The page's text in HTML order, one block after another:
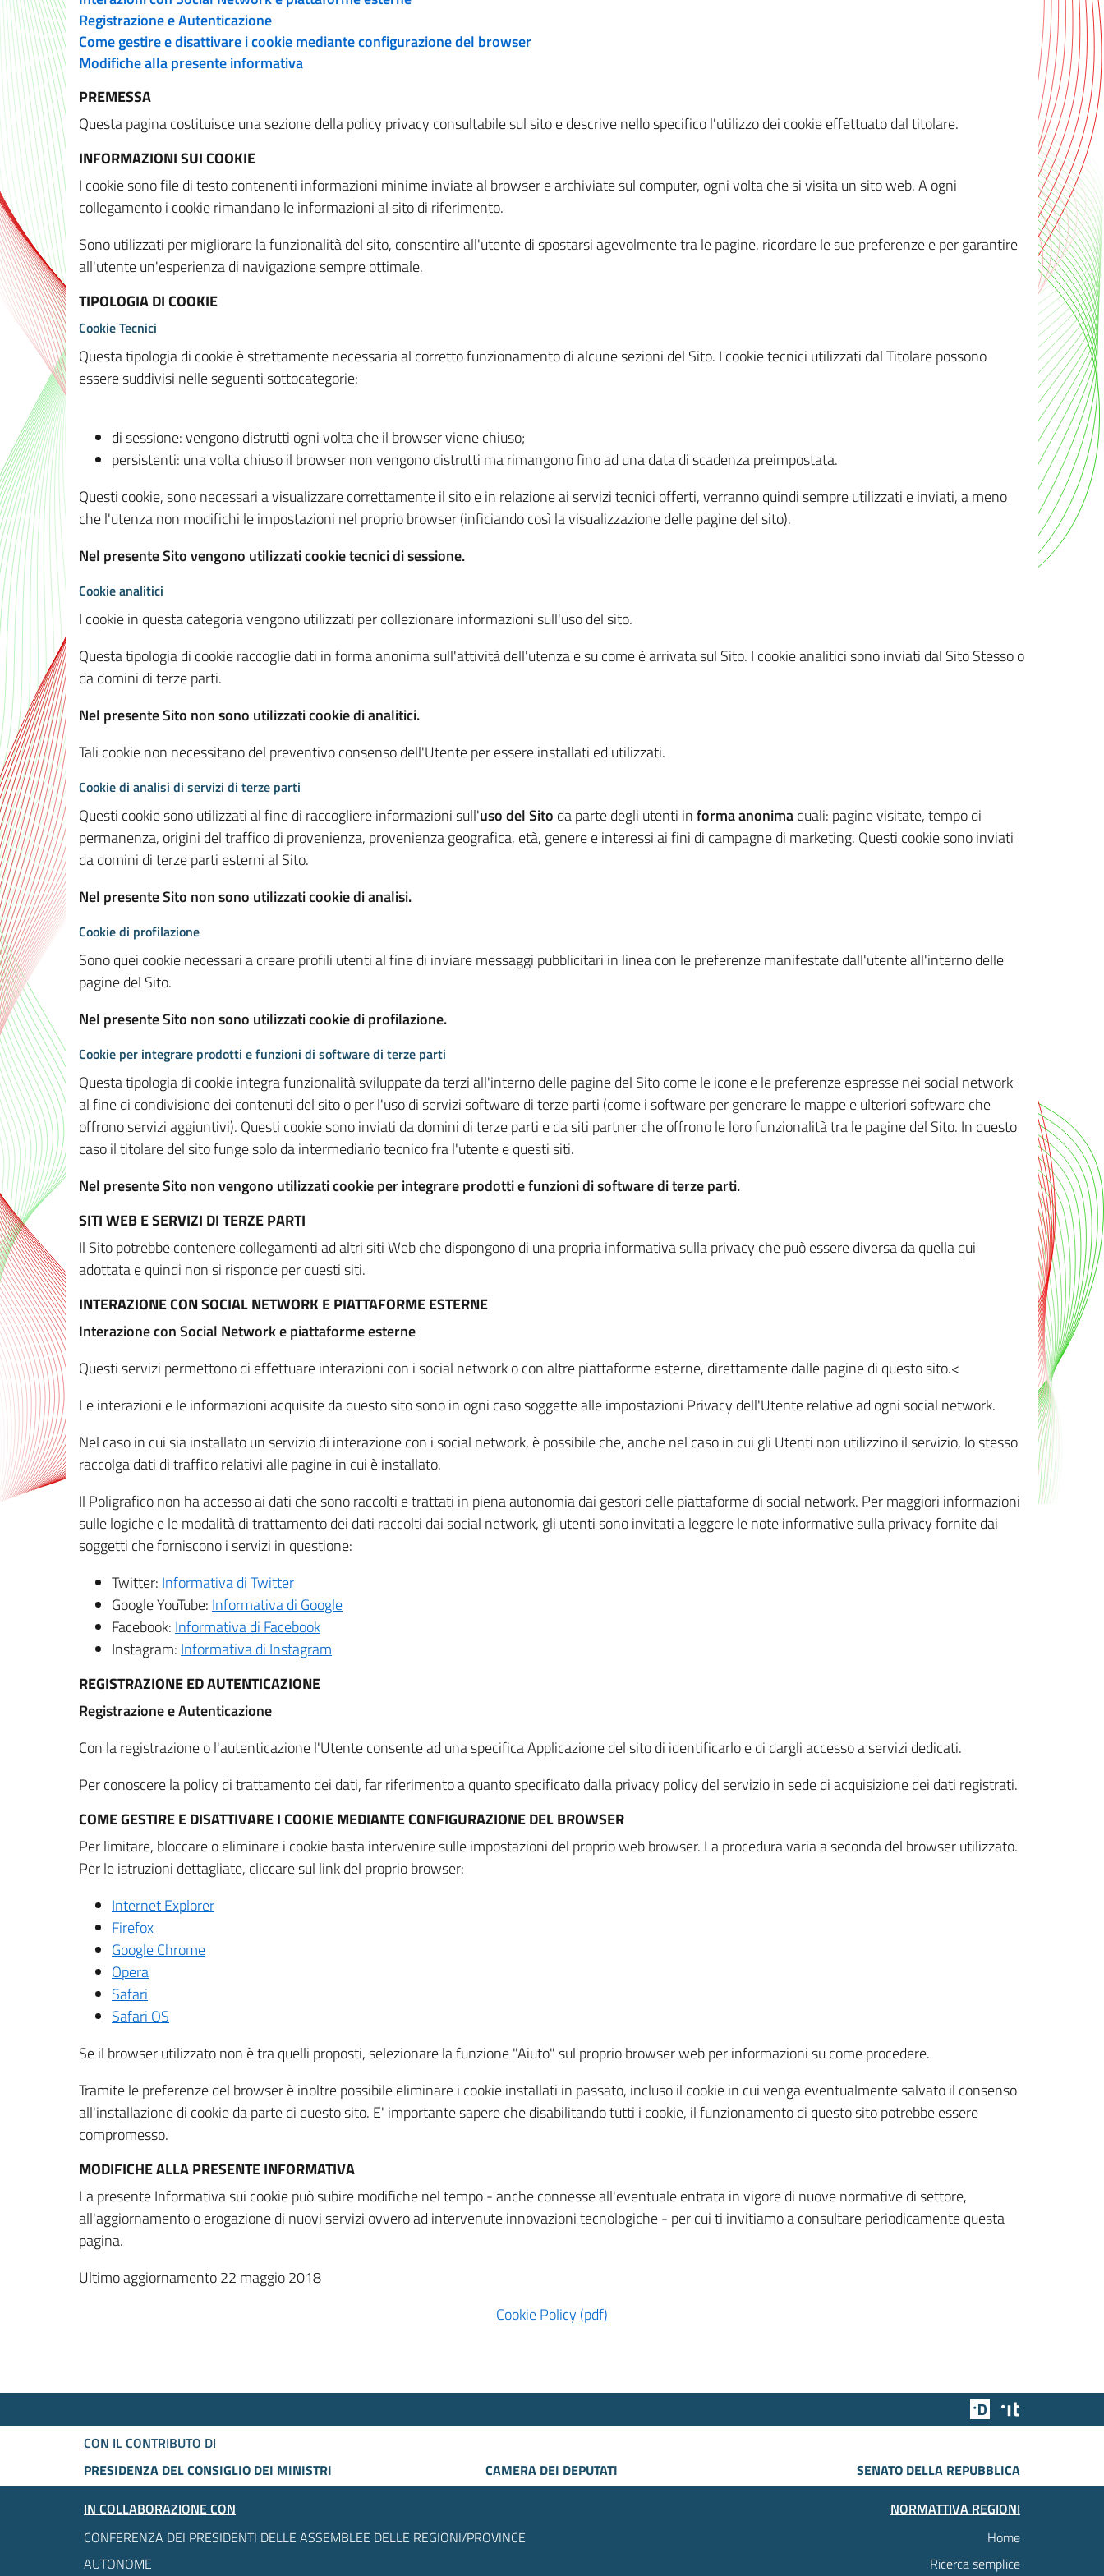
Registrazione e Autenticazione
Come gestire e disattivare i cookie mediante configurazione del browser
Modifiche alla presente informativa
PREMESSA
Questa pagina costituisce una sezione della policy privacy consultabile sul sito e descrive nello specifico l'utilizzo dei cookie effettuato dal titolare.
INFORMAZIONI SUI COOKIE
I cookie sono file di testo contenenti informazioni minime inviate al browser e archiviate sul computer, ogni volta che si visita un sito web. A ogni
collegamento i cookie rimandano le informazioni al sito di riferimento.
Sono utilizzati per migliorare la funzionalità del sito, consentire all'utente di spostarsi agevolmente tra le pagine, ricordare le sue preferenze e per garantire
all'utente un'esperienza di navigazione sempre ottimale.
TIPOLOGIA DI COOKIE
Cookie Tecnici
Questa tipologia di cookie è strettamente necessaria al corretto funzionamento di alcune sezioni del Sito. I cookie tecnici utilizzati dal Titolare possono
essere suddivisi nelle seguenti sottocategorie:
di sessione: vengono distrutti ogni volta che il browser viene chiuso;
persistenti: una volta chiuso il browser non vengono distrutti ma rimangono fino ad una data di scadenza preimpostata.
Questi cookie, sono necessari a visualizzare correttamente il sito e in relazione ai servizi tecnici offerti, verranno quindi sempre utilizzati e inviati, a meno
che l'utenza non modifichi le impostazioni nel proprio browser (inficiando così la visualizzazione delle pagine del sito).
Nel presente Sito vengono utilizzati cookie tecnici di sessione.
Cookie analitici
I cookie in questa categoria vengono utilizzati per collezionare informazioni sull'uso del sito.
Questa tipologia di cookie raccoglie dati in forma anonima sull'attività dell'utenza e su come è arrivata sul Sito. I cookie analitici sono inviati dal Sito Stesso o
da domini di terze parti.
Nel presente Sito non sono utilizzati cookie di analitici.
Tali cookie non necessitano del preventivo consenso dell'Utente per essere installati ed utilizzati.
Cookie di analisi di servizi di terze parti
Questi cookie sono utilizzati al fine di raccogliere informazioni sull'uso del Sito da parte degli utenti informa anonimaquali: pagine visitate, tempo di
permanenza, origini del traffico di provenienza, provenienza geografica, età, genere e interessi ai fini di campagne di marketing. Questi cookie sono inviati
da domini di terze parti esterni al Sito.
Nel presente Sito non sono utilizzati cookie di analisi.
Cookie di profilazione
Sono quei cookie necessari a creare profili utenti al fine di inviare messaggi pubblicitari in linea con le preferenze manifestate dall'utente all'interno delle
pagine del Sito.
Nel presente Sito non sono utilizzati cookie di profilazione.
Cookie per integrare prodotti e funzioni di software di terze parti
Questa tipologia di cookie integra funzionalità sviluppate da terzi all'interno delle pagine del Sito come le icone e le preferenze espresse nei social network
al fine di condivisione dei contenuti del sito o per l'uso di servizi software di terze parti (come i software per generare le mappe e ulteriori software che
offrono servizi aggiuntivi). Questi cookie sono inviati da domini di terze parti e da siti partner che offrono le loro funzionalità tra le pagine del Sito. In questo
caso il titolare del sito funge solo da intermediario tecnico fra l'utente e questi siti.
Nel presente Sito non vengono utilizzati cookie per integrare prodotti e funzioni di software di terze parti.
SITI WEB E SERVIZI DI TERZE PARTI
Il Sito potrebbe contenere collegamenti ad altri siti Web che dispongono di una propria informativa sulla privacy che può essere diversa da quella qui
adottata e quindi non si risponde per questi siti.
INTERAZIONE CON SOCIAL NETWORK E PIATTAFORME ESTERNE
Interazione con Social Network e piattaforme esterne
Questi servizi permettono di effettuare interazioni con i social network o con altre piattaforme esterne, direttamente dalle pagine di questo sito.<
Le interazioni e le informazioni acquisite da questo sito sono in ogni caso soggette alle impostazioni Privacy dell'Utente relative ad ogni social network.
Nel caso in cui sia installato un servizio di interazione con i social network, è possibile che, anche nel caso in cui gli Utenti non utilizzino il servizio, lo stesso
raccolga dati di traffico relativi alle pagine in cui è installato.
Il Poligrafico non ha accesso ai dati che sono raccolti e trattati in piena autonomia dai gestori delle piattaforme di social network. Per maggiori informazioni
sulle logiche e le modalità di trattamento dei dati raccolti dai social network, gli utenti sono invitati a leggere le note informative sulla privacy fornite dai
soggetti che forniscono i servizi in questione:
Twitter: Informativa di Twitter
Google YouTube: Informativa di Google
Facebook: Informativa di Facebook
Instagram: Informativa di Instagram
REGISTRAZIONE ED AUTENTICAZIONE
Registrazione e Autenticazione
Con la registrazione o l'autenticazione l'Utente consente ad una specifica Applicazione del sito di identificarlo e di dargli accesso a servizi dedicati.
Per conoscere la policy di trattamento dei dati, far riferimento a quanto specificato dalla privacy policy del servizio in sede di acquisizione dei dati registrati.
COME GESTIRE E DISATTIVARE I COOKIE MEDIANTE CONFIGURAZIONE DEL BROWSER
Per limitare, bloccare o eliminare i cookie basta intervenire sulle impostazioni del proprio web browser. La procedura varia a seconda del browser utilizzato.
Per le istruzioni dettagliate, cliccare sul link del proprio browser:
Internet Explorer
Firefox
Google Chrome
Opera
Safari
Safari OS
Se il browser utilizzato non è tra quelli proposti, selezionare la funzione "Aiuto" sul proprio browser web per informazioni su come procedere.
Tramite le preferenze del browser è inoltre possibile eliminare i cookie installati in passato, incluso il cookie in cui venga eventualmente salvato il consenso
all'installazione di cookie da parte di questo sito. E' importante sapere che disabilitando tutti i cookie, il funzionamento di questo sito potrebbe essere
compromesso.
MODIFICHE ALLA PRESENTE INFORMATIVA
La presente Informativa sui cookie può subire modifiche nel tempo - anche connesse all'eventuale entrata in vigore di nuove normative di settore,
all'aggiornamento o erogazione di nuovi servizi ovvero ad intervenute innovazioni tecnologiche - per cui ti invitiamo a consultare periodicamente questa
pagina.
Ultimo aggiornamento 22 maggio 2018
Cookie Policy (pdf)
Team Digitale
CON IL CONTRIBUTO DI
PRESIDENZA DEL CONSIGLIO DEI MINISTRI
CAMERA DEI DEPUTATI
SENATO DELLA REPUBBLICA
IN COLLABORAZIONE CON
CONFERENZA DEI PRESIDENTI DELLE ASSEMBLEE DELLE REGIONI/PROVINCE
AUTONOME
NORMATTIVA REGIONI
Home
Ricerca semplice